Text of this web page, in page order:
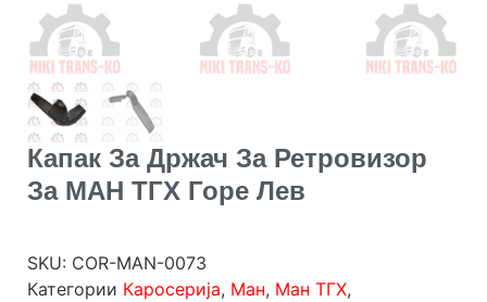
Капак За Држач За Ретровизор
За МАН ТГХ Горе Лев
SKU: COR-MAN-0073
Категории Каросерија, Ман, Ман ТГХ,